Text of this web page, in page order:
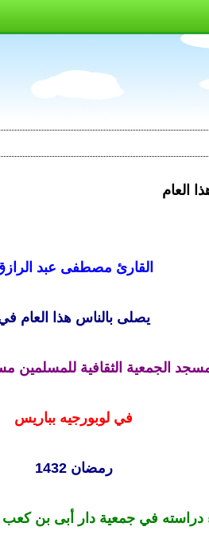
العام
القارئ مصطفى عبد
يصلى بالناس هذا العام
الجمعية الثقافية للمسلمين
في لوبورجيه بباريس
رمضان 1432
دراسته في جمعية دار أبى بن